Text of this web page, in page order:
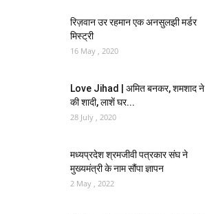
रिज़वान उर रहमान एक अनसुलझी मर्डर
मिस्ट्री
16 May , 2020
Love Jihad | अमित बनकर, शमशाद ने
की शादी, लाशें घर...
28 July , 2020
मध्यप्रदेश श्रमजीवी पत्रकार संघ ने
मुख्यमंत्री के नाम सौंपा ज्ञापन
2 May , 2022